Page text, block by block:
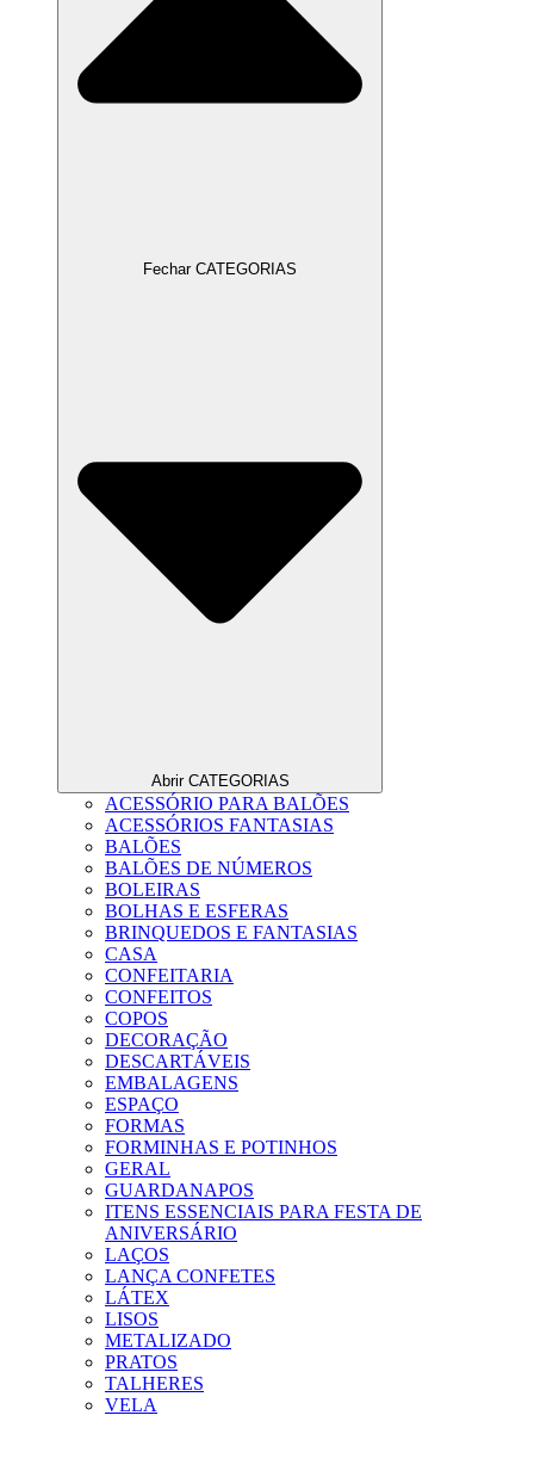
Fechar CATEGORIAS
Abrir CATEGORIAS
ACESSÓRIO PARA BALÕES
ACESSÓRIOS FANTASIAS
BALÕES
BALÕES DE NÚMEROS
BOLEIRAS
BOLHAS E ESFERAS
BRINQUEDOS E FANTASIAS
CASA
CONFEITARIA
CONFEITOS
COPOS
DECORAÇÃO
DESCARTÁVEIS
EMBALAGENS
ESPAÇO
FORMAS
FORMINHAS E POTINHOS
GERAL
GUARDANAPOS
ITENS ESSENCIAIS PARA FESTA DE
ANIVERSÁRIO
LAÇOS
LANÇA CONFETES
LÁTEX
LISOS
METALIZADO
PRATOS
TALHERES
VELA